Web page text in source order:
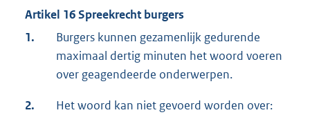
Artikel 16 Spreekrecht burgers
1.
Burgers kunnen gezamenlijk gedurende
maximaal dertig minuten het woord voeren
over geagendeerde onderwerpen.
2. Het woord kan niet gevoerd worden over: